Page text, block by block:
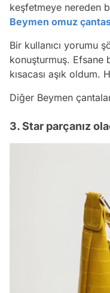
keşfetmeye nereden
Beymen omuz
Bir kullanıcı yorumu
konuşturmuş. Efsane
kısacası aşık
Diğer Beymen
3. Star parçanız